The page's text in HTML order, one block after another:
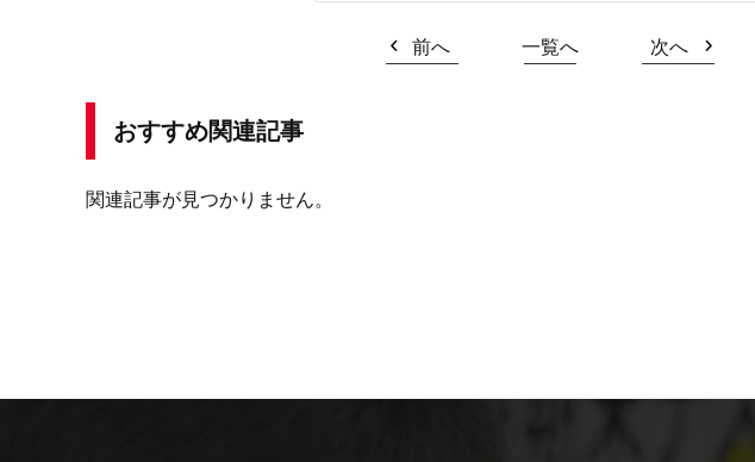
前へ 一覧へ 次へ
おすすめ関連記事
関連記事が見つかりません。